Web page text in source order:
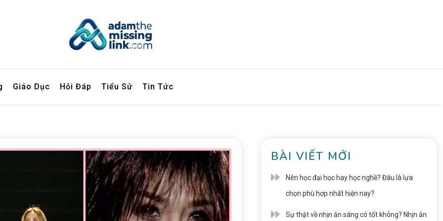
Giáo Dục Hỏi Đáp Tiểu Sử Tin Tức
BÀI VIẾT MỚI
Nên học đại học hay học nghề? Đâu là lựa
chọn phù hợp nhất hiện nay?
Sự thật về nhịn ăn sáng có tốt không? Nhịn ăn